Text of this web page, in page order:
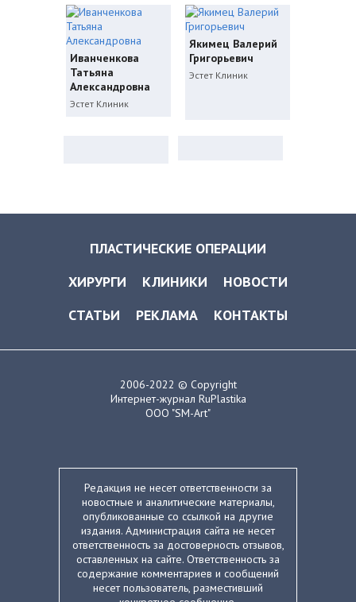
Иванченкова
Татьяна
Александровна
Эстет Клиник
Якимец Валерий
Григорьевич
Эстет Клиник
ПЛАСТИЧЕСКИЕ ОПЕРАЦИИ
ХИРУРГИ
КЛИНИКИ
НОВОСТИ
СТАТЬИ
РЕКЛАМА КОНТАКТЫ
2006-2022 © Copyright
Интернет-журнал RuPlastika
ООО "SM-Art"
Редакция не несет ответственности за
новостные и аналитические материалы,
опубликованные со ссылкой на другие
издания. Администрация сайта не несет
ответственность за достоверность отзывов,
оставленных на сайте. Ответственность за
содержание комментариев и сообщений
несет пользователь, разместивший